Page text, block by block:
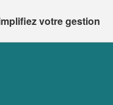
votre gestion